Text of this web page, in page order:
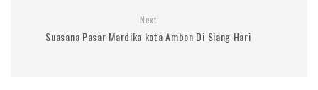
Next
Suasana Pasar Mardika kota Ambon Di Siang Hari